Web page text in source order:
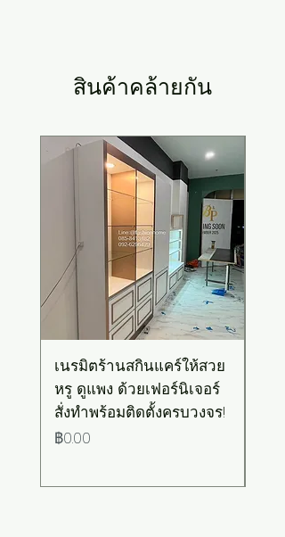
สินค้าคล้ายกัน
เนรมิตร้านสกินแคร์ให้สวย
หรู ดูแพง ด้วยเฟอร์นิเจอร์
สั่งทำพร้อมติดตั้งครบวงจร!
ราคา
฿0.00